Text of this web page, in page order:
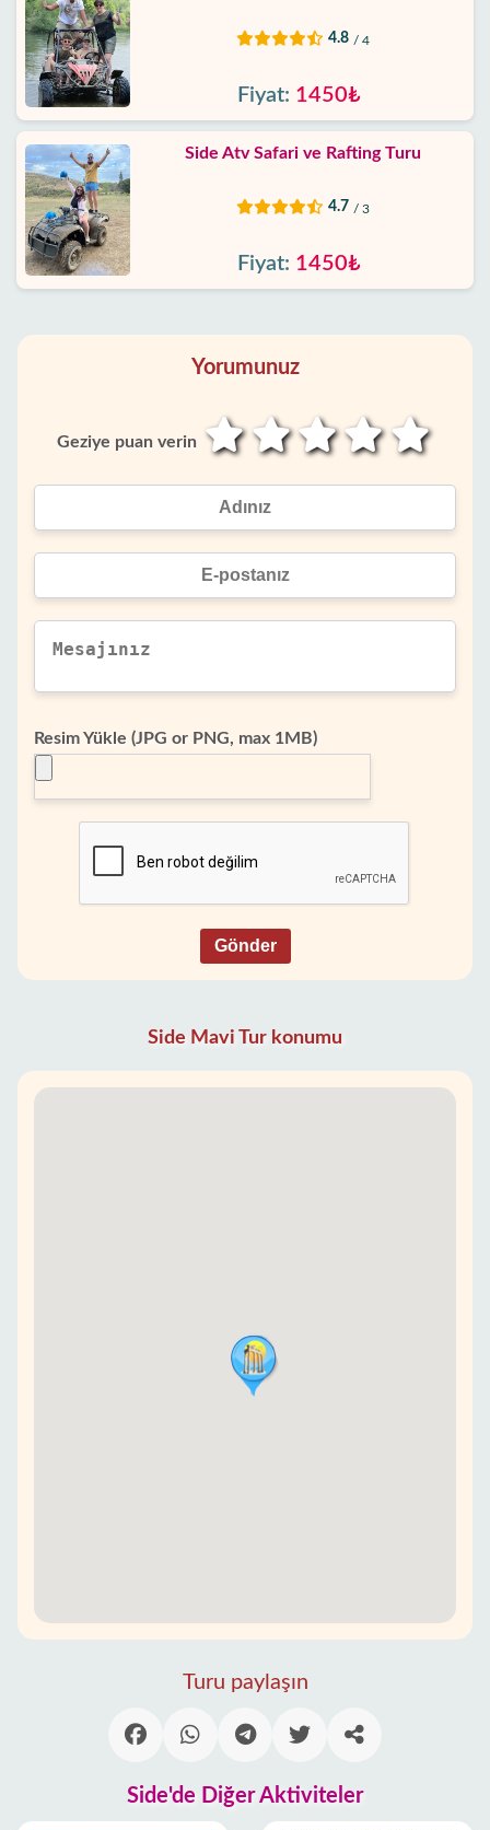
4.8 / 4
Fiyat: 1450₺
Side Atv Safari ve Rafting Turu
4.7 / 3
Fiyat: 1450₺
Yorumunuz
Geziye puan verin
Resim Yükle (JPG or PNG, max 1MB)
Gönder
Side Mavi Tur konumu
Turu paylaşın
Side'de Diğer Aktiviteler